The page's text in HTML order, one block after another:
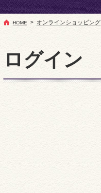
HOME オンラインショッピング
ログイン